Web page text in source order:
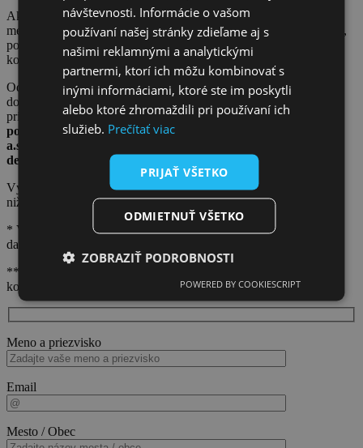
Ak chcete zistiť, ako by vyzerali každoročné výnosy pre vaše
mesto/obec v prípade presadenia návrhov Klubu akcionárov VVS,
pokračujte vyplnením formuláru nižšie a my vás budeme
kontaktovať e-mailom.
Od vzniku Východoslovenskej vodárenskej spoločnosti, a.s. až
doteraz, spoločnosť vyplatila akcionárom na dividendách v
priemere 5 centov na akciu ročne.Klub akcionárov VVS
považuje tieto výnosy za nedostatočné a požaduje, aby VVS,
a.s. navýšila sumu výnosov pre akcionárov aspoň
desaťnásobne.
Výpočet ročného výnosu pre Vaše mesto/ obec Vám doručíme na
nižšie zadanú e-mailovú adresu.
* Výpočet zasielame len na autorizovanú adresu, ktorú máme v
databáze Klubu akcionárov VVS.
** Pokiaľ sa Vaša adresa v databáze nenachádza, budeme Vás
kontaktovať.
Meno a priezvisko
Email
Mesto / Obec
návštevnosti. Informácie o vašom
používaní našej stránky zdieľame aj s
našimi reklamnými a analytickými
partnermi, ktorí ich môžu kombinovať s
inými informáciami, ktoré ste im poskytli
alebo ktoré zhromaždili pri používaní ich
služieb. Prečítať viac
PRIJAŤ VŠETKO
ODMIETNUŤ VŠETKO
ZOBRAZIŤ PODROBNOSTI
POWERED BY COOKIESCRIPT